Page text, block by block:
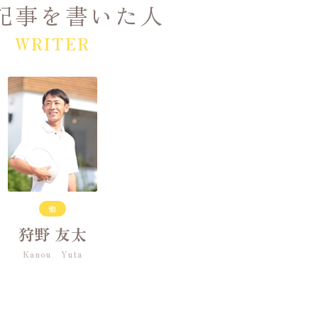
事を書いた人
WRITER
他
狩野 友太
Kanou Yuta